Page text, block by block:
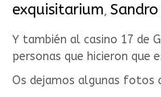
exquisitarium, Sandro
Y también al casino 17 de
personas que hicieron que
Os dejamos algunas fotos